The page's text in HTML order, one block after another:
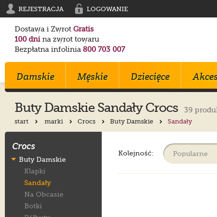
REJESTRACJA LOGOWANIE
Dostawa i Zwrot Gratis
100 dnina zwrot towaru
Bezpłatna infolinia 800 703 007
Damskie
Sandały
Na Obcasie
Trampki
Sportowe
Botki
Półbuty
Converse
Crocs
Maciejka
Męskie
Trampki
Sztyblety
Sportowe
Półbuty
Sandały
Glany
Blundstone
Converse
Skechers
Dziecięce
Sportowe
Klapki
Sandałki
Kozaki
Trzewiki
Balerinki
Crocs
Birkenstock
Geox
Buty Damskie Sandały Crocs 39
start marki Crocs Buty Damskie Sandały
Crocs
Buty Damskie
Klapki
Sandały
Na Obcasie
Botki
Kolejność: